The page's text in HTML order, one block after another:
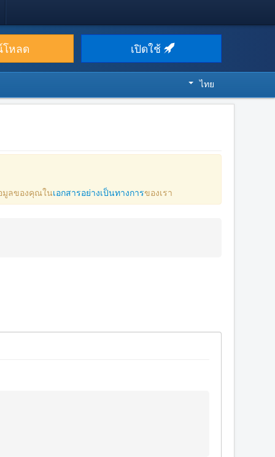
หลด เปิดใช้
ไทย
มูลของคุณในเอกสารอย่างเป็นทางการของเรา